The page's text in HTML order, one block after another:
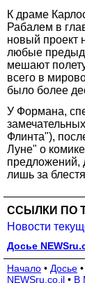
К драме
Рабалем в
новый проект
любые
мешают
всего в
было более
У Формана,
Флинта"),
Луне" о
предложений,
лишь за
ССЫЛКИ ПО
Новости
Досье
Начало • Досье •
NEWSru.co.il • В